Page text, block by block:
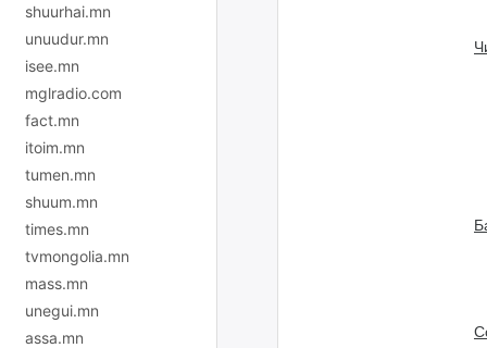
shuurhai.mn
unuudur.mn
isee.mn
mglradio.com
fact.mn
itoim.mn
tumen.mn
shuum.mn
times.mn
tvmongolia.mn
mass.mn
unegui.mn
assa.mn